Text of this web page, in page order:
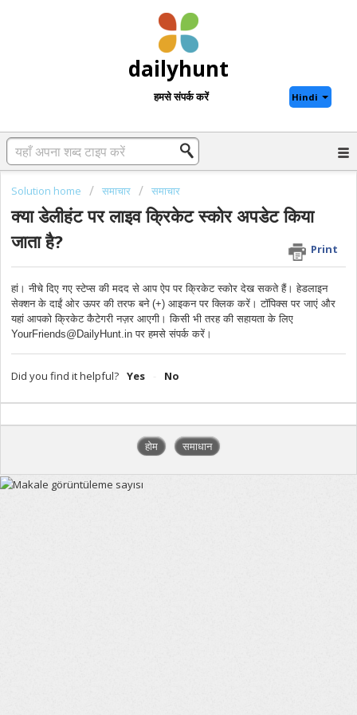
dailyhunt
हमसे संपर्क करें Hindi
Solution home समाचार समाचार
क्या डेलीहंट पर लाइव क्रिकेट स्कोर अपडेट किया
जाता है?
Print
हां। नीचे दिए गए स्टेप्स की मदद से आप ऐप पर क्रिकेट स्कोर देख सकते हैं। हेडलाइन
सेक्शन के दाईं ओर ऊपर की तरफ बने (+) आइकन पर क्लिक करें। टॉपिक्स पर जाएं और
यहां आपको क्रिकेट कैटेगरी नज़र आएगी। किसी भी तरह की सहायता के लिए
YourFriends@DailyHunt.in पर हमसे संपर्क करें।
Did you find it helpful? Yes No
होम समाधान